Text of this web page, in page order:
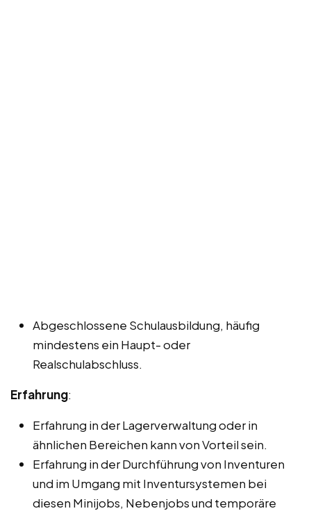
Abgeschlossene Schulausbildung, häufig
mindestens ein Haupt- oder
Realschulabschluss.
Erfahrung:
Erfahrung in der Lagerverwaltung oder in
ähnlichen Bereichen kann von Vorteil sein.
Erfahrung in der Durchführung von Inventuren
und im Umgang mit Inventursystemen bei
diesen Minijobs, Nebenjobs und temporäre